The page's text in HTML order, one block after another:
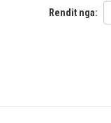
Rendit nga